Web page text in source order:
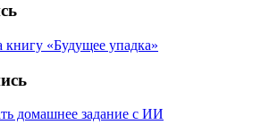
книгу «Будущее упадка»
домашнее задание с ИИ